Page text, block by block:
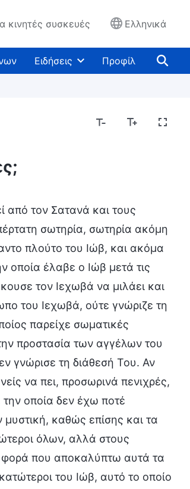
κινητές συσκευές Ελληνικά
Ειδήσεις Προφίλ
από τον Σατανά και τους
σωτηρία, σωτηρία ακόμη
πλούτο του Ιώβ, και ακόμα
οποία έλαβε ο Ιώβ μετά τις
τον Ιεχωβά να μιλάει και
του Ιεχωβά, ούτε γνώριζε τη
παρείχε σωματικές
προστασία των αγγέλων του
γνώρισε τη διάθεσή Του. Αν
να πει, προσωρινά πενιχρές,
οποία δεν έχω ποτέ
καθώς επίσης και τα
όλων, αλλά στους
φορά που αποκαλύπτω αυτά τα
του Ιώβ, αυτό το οποίο